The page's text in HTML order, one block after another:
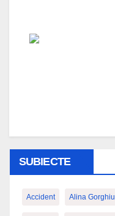
SUBIECTE
Accident Alina Gorghiu